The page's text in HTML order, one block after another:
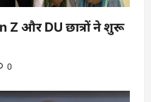
Z और DU छात्रों ने शुरू
0